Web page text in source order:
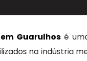
Guarulhosé
na indústria